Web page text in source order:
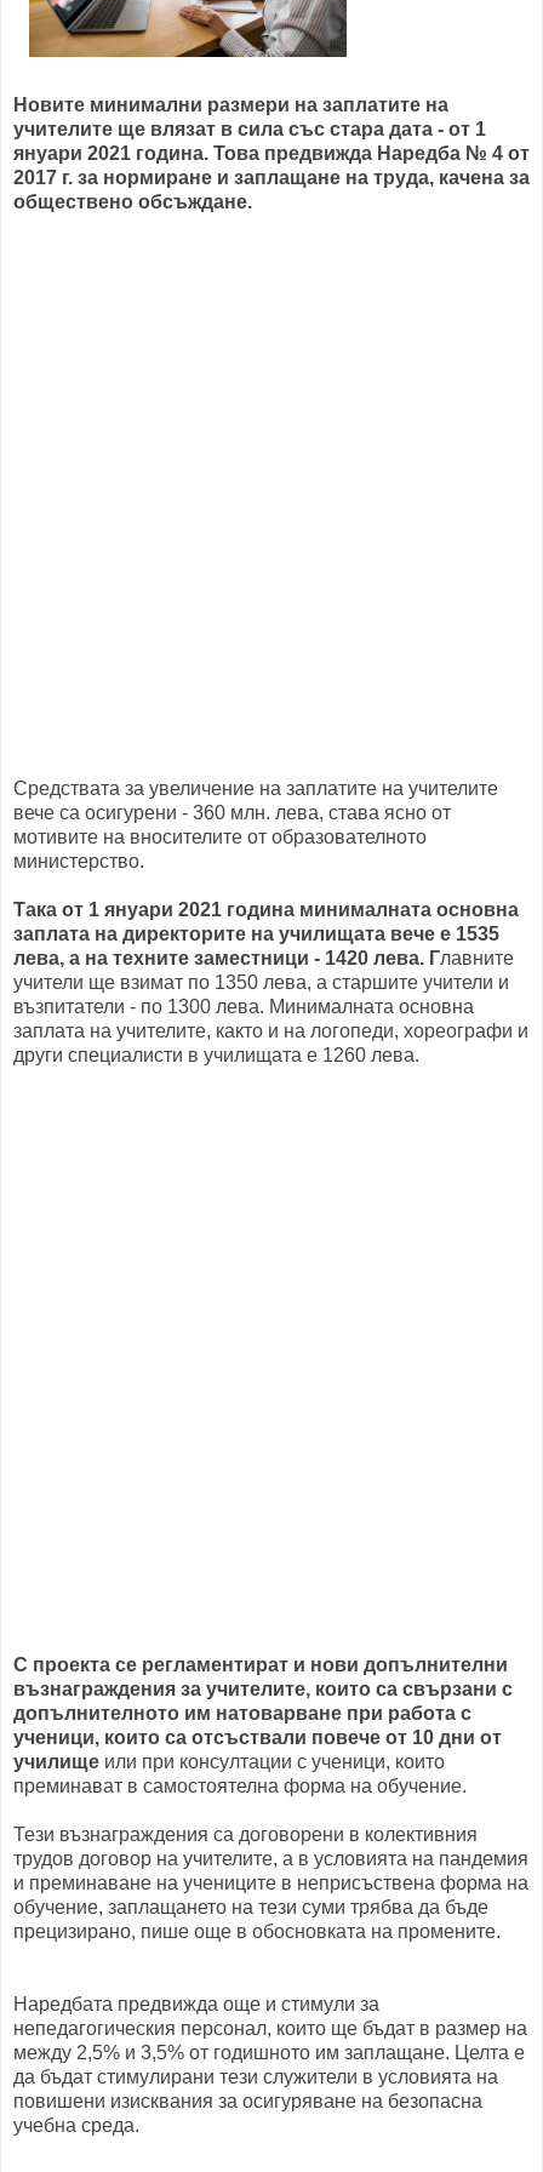
Новите минимални размери на заплатите на
учителите ще влязат в сила със стара дата - от 1
януари 2021 година. Това предвижда Наредба № 4 от
2017 г. за нормиране и заплащане на труда, качена за
обществено обсъждане.
Средствата за увеличение на заплатите на учителите
вече са осигурени - 360 млн. лева, става ясно от
мотивите на вносителите от образователното
министерство.
Така от 1 януари 2021 година минималната основна
заплата на директорите на училищата вече е 1535
лева, а на техните заместници - 1420 лева. Главните
учители ще взимат по 1350 лева, а старшите учители и
възпитатели - по 1300 лева. Минималната основна
заплата на учителите, както и на логопеди, хореографи и
други специалисти в училищата е 1260 лева.
С проекта се регламентират и нови допълнителни
възнаграждения за учителите, които са свързани с
допълнителното им натоварване при работа с
ученици, които са отсъствали повече от 10 дни от
училище или при консултации с ученици, които
преминават в самостоятелна форма на обучение.
Тези възнаграждения са договорени в колективния
трудов договор на учителите, а в условията на пандемия
и преминаване на учениците в неприсъствена форма на
обучение, заплащането на тези суми трябва да бъде
прецизирано, пише още в обосновката на промените.
Наредбата предвижда още и стимули за
непедагогическия персонал, които ще бъдат в размер на
между 2,5% и 3,5% от годишното им заплащане. Целта е
да бъдат стимулирани тези служители в условията на
повишени изисквания за осигуряване на безопасна
учебна среда.